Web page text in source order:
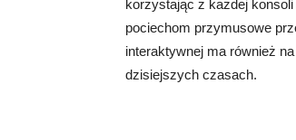
korzystając z każdej
pociechom przymusowe
interaktywnej ma również
dzisiejszych czasach.